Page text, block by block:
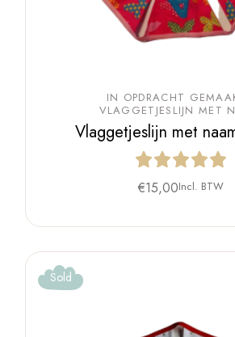
IN OPDRACHT
VLAGGETJESLIJN MET
Vlaggetjeslijn met
€15,00Incl. BTW
Sold